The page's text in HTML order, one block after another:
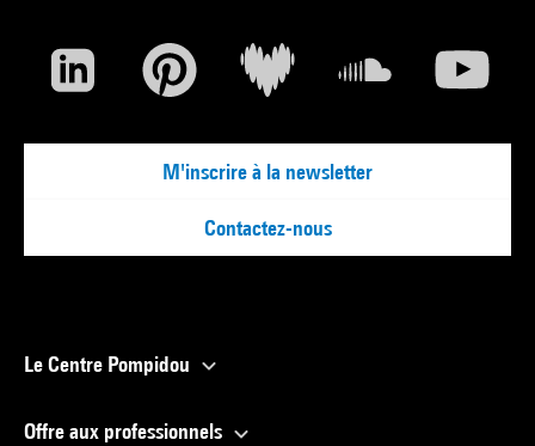
M'inscrire à la newsletter
Contactez-nous
Le Centre Pompidou
Offre aux professionnels